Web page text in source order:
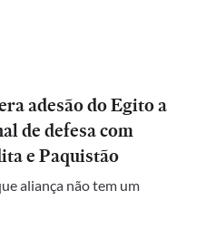
adesão do Egito a
de defesa com
e Paquistão
aliança não tem um